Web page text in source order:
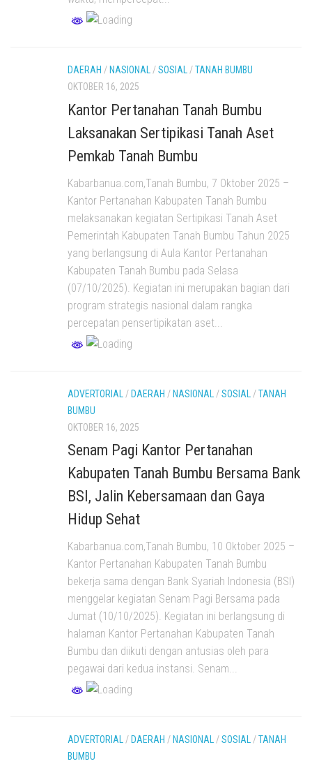
DAERAH / NASIONAL/SOSIAL/TANAH BUMBU
OKTOBER 16, 2025
Kantor Pertanahan Tanah Bumbu
Laksanakan Sertipikasi Tanah Aset
Pemkab Tanah Bumbu
Kabarbanua.com,Tanah Bumbu, 7 Oktober 2025 –
Kantor Pertanahan Kabupaten Tanah Bumbu
melaksanakan kegiatan Sertipikasi Tanah Aset
Pemerintah Kabupaten Tanah Bumbu Tahun 2025
yang berlangsung di Aula Kantor Pertanahan
Kabupaten Tanah Bumbu pada Selasa
(07/10/2025). Kegiatan ini merupakan bagian dari
program strategis nasional dalam rangka
percepatan pensertipikatan aset...
ADVERTORIAL / DAERAH / NASIONAL /SOSIAL /TANAH
BUMBU
OKTOBER 16, 2025
Senam Pagi Kantor Pertanahan
Kabupaten Tanah Bumbu Bersama Bank
BSI, Jalin Kebersamaan dan Gaya
Hidup Sehat
Kabarbanua.com,Tanah Bumbu, 10 Oktober 2025 –
Kantor Pertanahan Kabupaten Tanah Bumbu
bekerja sama dengan Bank Syariah Indonesia (BSI)
menggelar kegiatan Senam Pagi Bersama pada
Jumat (10/10/2025). Kegiatan ini berlangsung di
halaman Kantor Pertanahan Kabupaten Tanah
Bumbu dan diikuti dengan antusias oleh para
pegawai dari kedua instansi. Senam...
ADVERTORIAL/ DAERAH / NASIONAL/SOSIAL/TANAH
BUMBU